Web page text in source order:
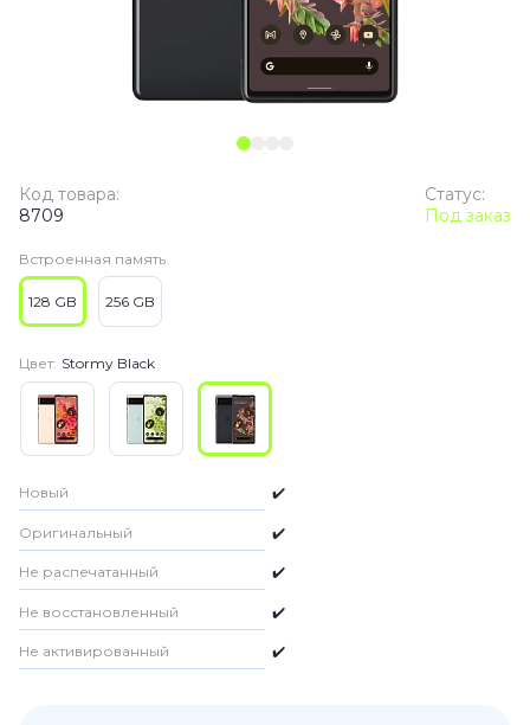
Статус:
Под заказ
Код товара:
8709
Встроенная память
128 GB 256 GB
Цвет: Stormy Black
Новый ✔️
Оригинальный ✔️
Не распечатанный ✔️
Не восстановленный ✔️
Не активированный ✔️